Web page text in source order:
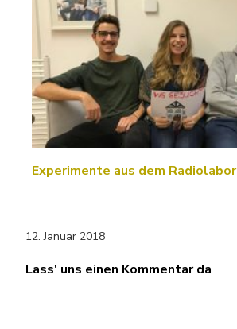
Experimente aus dem Radiolabor
12. Januar 2018
Lass' uns einen Kommentar da